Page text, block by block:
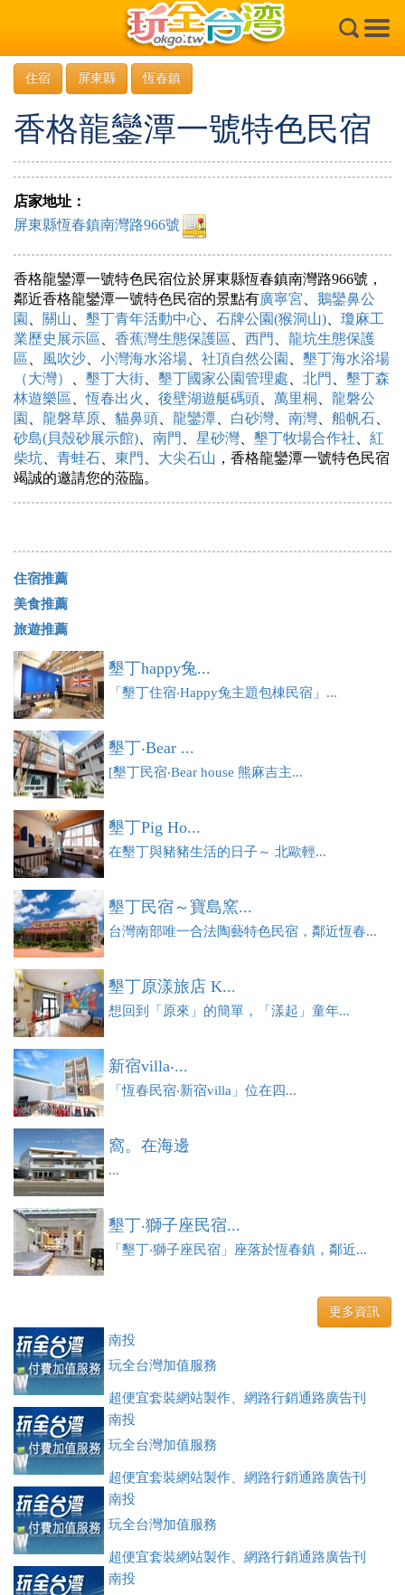
×
住宿 屏東縣 恆春鎮
香格龍鑾潭一號特色民宿
店家地址：
屏東縣恆春鎮南灣路966號
香格龍鑾潭一號特色民宿位於屏東縣恆春鎮南灣路966號，
鄰近香格龍鑾潭一號特色民宿的景點有廣寧宮
鵝鑾鼻公
園
關山 墾丁青年活動中心 石牌公園(猴洞山)
瓊麻工
業歷史展示區
香蕉灣生態保護區 西門
龍坑生態保護
區
風吹沙 小灣海水浴場 社頂自然公園
墾丁海水浴場
（大灣）
墾丁大街 墾丁國家公園管理處 北門
墾丁森
林遊樂區 、恆春出火 後壁湖遊艇碼頭 萬里桐
龍磐公
園
龍磐草原 貓鼻頭 龍鑾潭 白砂灣 南灣 船帆石
砂島(貝殼砂展示館)
南門 星砂灣 墾丁牧場合作社
紅
柴坑
青蛙石 東門 大尖石山 ，香格龍鑾潭一號特色民宿
竭誠的邀請您的蒞臨。
住宿推薦
美食推薦
旅遊推薦
墾丁happy兔...
「墾丁住宿‧Happy兔主題包棟民宿」...
墾丁‧Bear ...
[墾丁民宿‧Bear house 熊麻吉主...
墾丁Pig Ho...
在墾丁與豬豬生活的日子～ 北歐輕...
墾丁民宿～寶島窯...
台灣南部唯一合法陶藝特色民宿，鄰近恆春...
墾丁原漾旅店 K...
想回到「原來」的簡單，「漾起」童年...
新宿villa‧...
「恆春民宿‧新宿villa」位在四...
窩。在海邊
...
墾丁‧獅子座民宿...
「墾丁‧獅子座民宿」座落於恆春鎮，鄰近...
更多資訊
南投
玩全台灣加值服務
超便宜套裝網站製作、網路行銷通路廣告刊
登、訂房系統、客房委託旅行社銷售，全面優惠中....
南投
玩全台灣加值服務
超便宜套裝網站製作、網路行銷通路廣告刊
登、訂房系統、客房委託旅行社銷售，全面優惠中....
南投
玩全台灣加值服務
超便宜套裝網站製作、網路行銷通路廣告刊
登、訂房系統、客房委託旅行社銷售，全面優惠中....
南投